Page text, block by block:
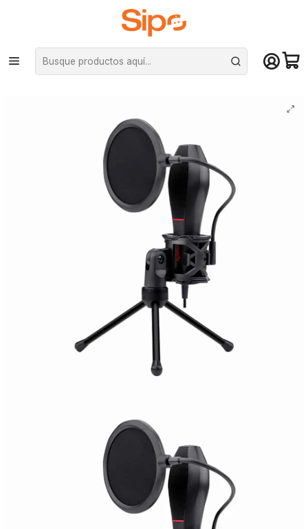
¡Compra hasta mediodía y recibe hoy! De lunes a sábado en el gran
Santiago. Envío gratis desde $29.990
Computación y Gamers Almacenamiento portátil
Micrófono gaming Redragon Quasar M200